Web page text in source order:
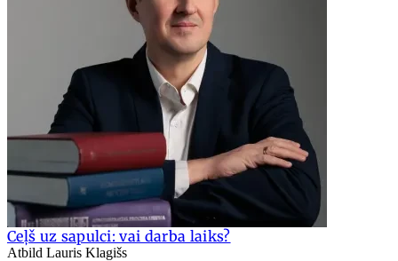
Ceļš uz sapulci: vai darba laiks?
Atbild Lauris Klagišs